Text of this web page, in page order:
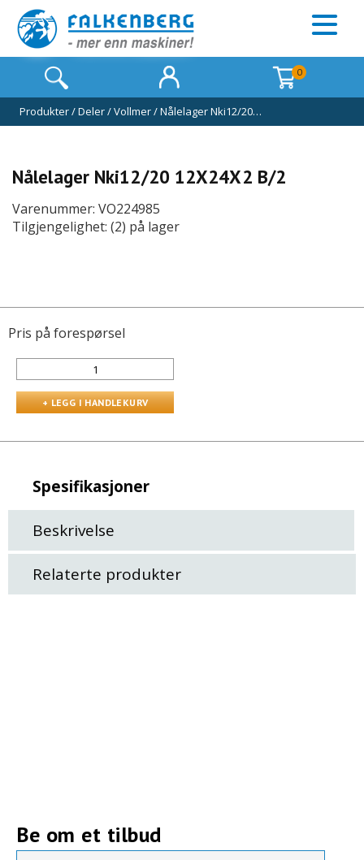
0
Produkter/Deler/Vollmer/Nålelager Nki12/20…
Nålelager Nki12/20 12X24X2 B/2
Varenummer: VO224985
Tilgjengelighet: (2) på lager
Pris på forespørsel
Spesifikasjoner
Beskrivelse
Relaterte produkter
Be om et tilbud